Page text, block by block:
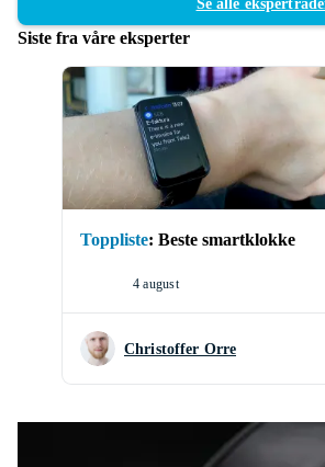
Se alle
Siste fra våre eksperter
Toppliste: Beste smartklokke
4 august
Christoffer Orre